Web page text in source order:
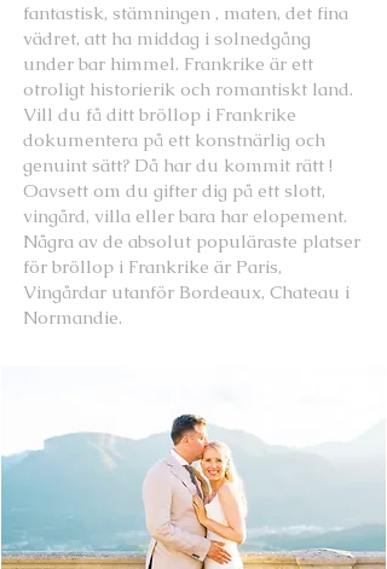
fantastisk, stämningen , maten, det fina
vädret, att ha middag i solnedgång
under bar himmel. Frankrike är ett
otroligt historierik och romantiskt land.
Vill du få ditt bröllop i Frankrike
dokumentera på ett konstnärlig och
genuint sätt? Då har du kommit rätt !
Oavsett om du gifter dig på ett slott,
vingård, villa eller bara har elopement.
Några av de absolut populäraste platser
för bröllop i Frankrike är Paris,
Vingårdar utanför Bordeaux, Chateau i
Normandie.